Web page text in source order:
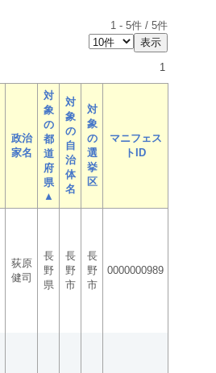
1 - 5件 / 5件
1
政治
家名
対
象
の
都
道
府
県
▲
対
象
の
自
治
体
名
対
象
の
選
挙
区
マニフェス
トID
荻原
健司
長
野
県
長
野
市
長
野
市
0000000989